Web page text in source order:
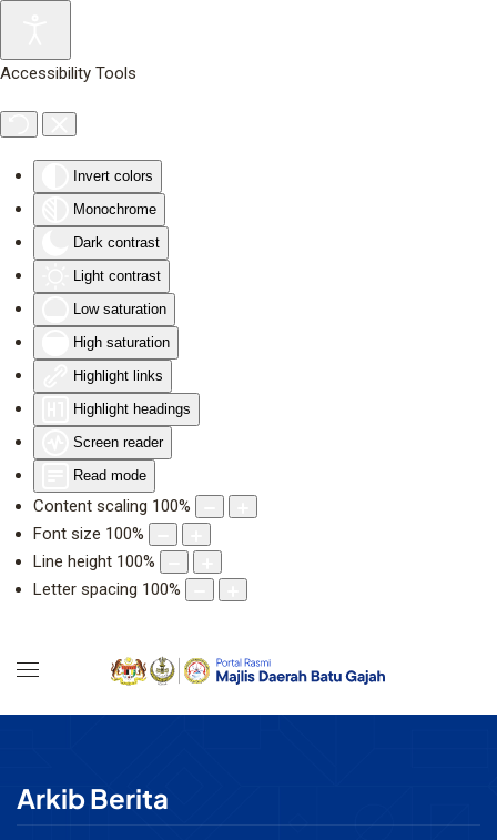
Accessibility Tools
Invert colors
Monochrome
Dark contrast
Light contrast
Low saturation
High saturation
Highlight links
Highlight headings
Screen reader
Read mode
Content scaling 100%
Font size 100%
Line height 100%
Letter spacing 100%
Arkib Berita